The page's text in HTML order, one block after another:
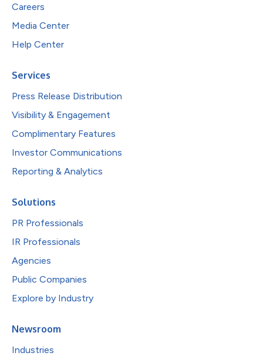
Careers
Media Center
Help Center
Services
Press Release Distribution
Visibility & Engagement
Complimentary Features
Investor Communications
Reporting & Analytics
Solutions
PR Professionals
IR Professionals
Agencies
Public Companies
Explore by Industry
Newsroom
Industries